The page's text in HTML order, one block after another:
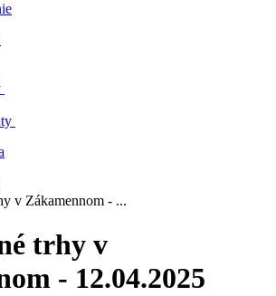
v Zákamennom - ...
trhy v
- 12.04.2025